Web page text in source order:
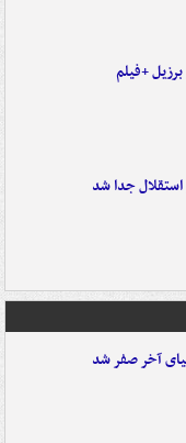
+فیلم
استقلال جدا شد
آخر صفر شد